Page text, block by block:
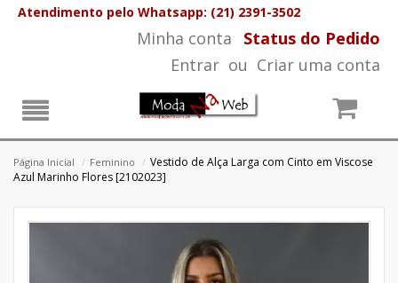
Atendimento pelo Whatsapp: (21) 2391-3502
Minha conta
Status do Pedido
Entrar ou Criar uma conta
Página Inicial / Feminino / Vestido de Alça Larga com Cinto em Viscose
Azul Marinho Flores [2102023]